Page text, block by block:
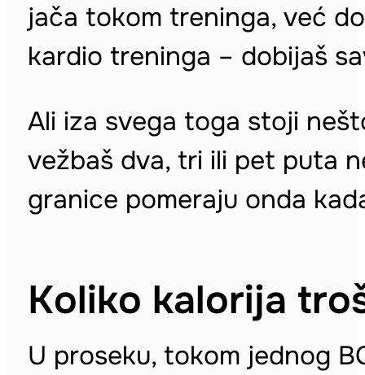
jača tokom treninga, već
kardio treninga – dobijaš
Ali iza svega toga stoji
vežbaš dva, tri ili pet puta
granice pomeraju onda
Koliko kalorija
U proseku, tokom jednog